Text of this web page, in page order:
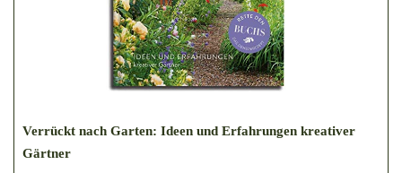
Verrückt nach Garten: Ideen und Erfahrungen kreativer
Gärtner